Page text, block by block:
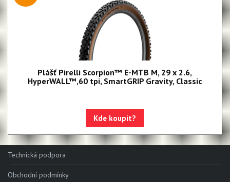
Plášť Pirelli Scorpion™ E-MTB M, 29 x 2.6,
HyperWALL™,60 tpi, SmartGRIP Gravity, Classic
Kde koupit?
Technická podpora
Obchodní podmínky